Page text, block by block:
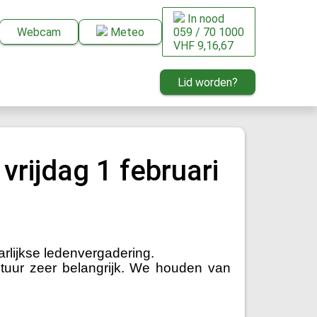
Webcam Meteo
In nood
059 / 70 1000
VHF 9,16,67
Lid worden?
1 februari
ledenvergadering.
zeer belangrijk. We houden van